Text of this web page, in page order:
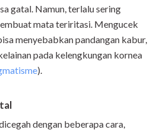
gatal. Namun, terlalu sering
mata teriritasi. Mengucek
menyebabkan pandangan kabur,
pada kelengkungan kornea
).
dengan beberapa cara,